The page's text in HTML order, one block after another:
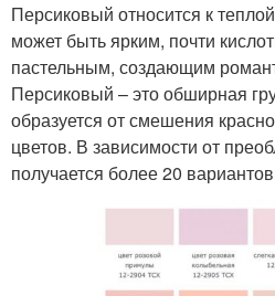
Персиковый относится к
может быть ярким, почти
пастельным, создающим
Персиковый – это обширная
образуется от смешения
цветов. В зависимости от
получается более 20